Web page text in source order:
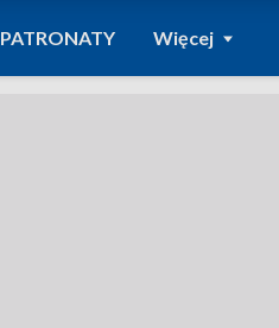
PATRONATY Więcej